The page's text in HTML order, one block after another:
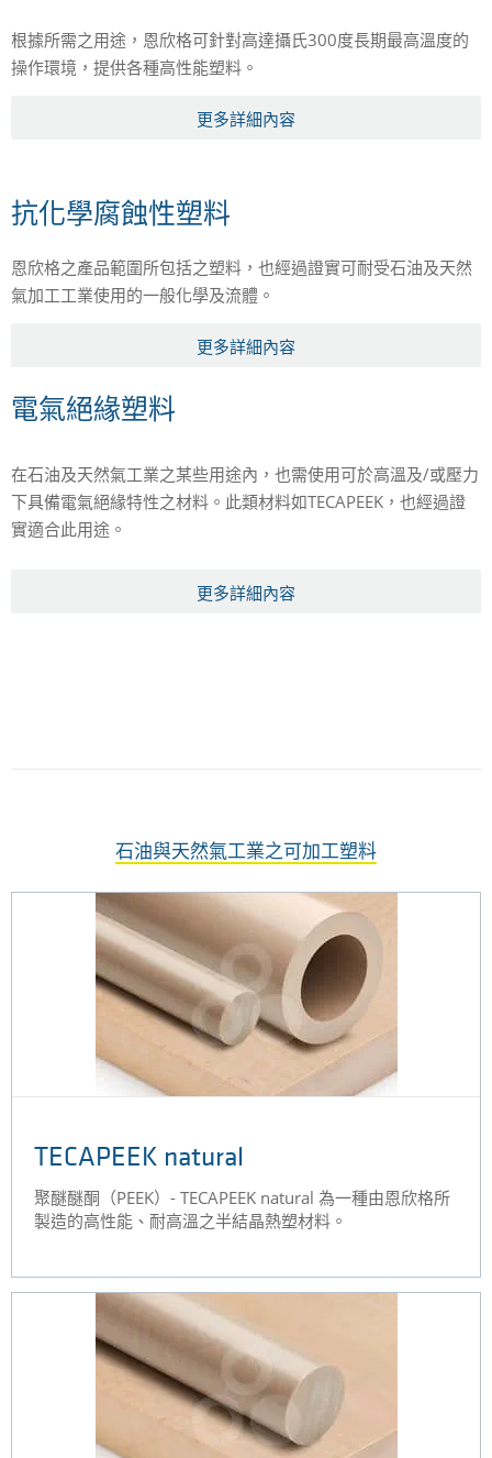
根據所需之用途，恩欣格可針對高達攝氏300度長期最高溫度的
操作環境，提供各種高性能塑料。
更多詳細內容
抗化學腐蝕性塑料
恩欣格之產品範圍所包括之塑料，也經過證實可耐受石油及天然
氣加工工業使用的一般化學及流體。
更多詳細內容
電氣絕緣塑料
在石油及天然氣工業之某些用途內，也需使用可於高溫及/或壓力
下具備電氣絕緣特性之材料。此類材料如TECAPEEK，也經過證
實適合此用途。
更多詳細內容
石油與天然氣工業之可加工塑料
TECAPEEK natural
聚醚醚酮（PEEK）- TECAPEEK natural 為一種由恩欣格所
製造的高性能、耐高溫之半結晶熱塑材料。